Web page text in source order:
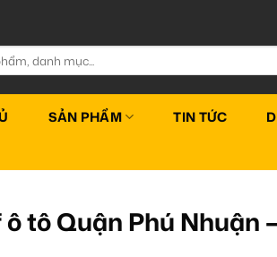
SẢN PHẨM TIN TỨC
tô Quận Phú Nhuận